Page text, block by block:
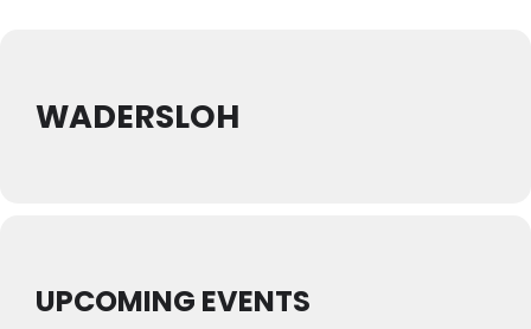
WADERSLOH
UPCOMING EVENTS